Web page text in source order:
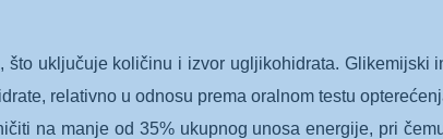
uključuje količinu i izvor ugljikohidrata. Glikemijski
relativno u odnosu prema oralnom testu
na manje od 35% ukupnog unosa energije, pri